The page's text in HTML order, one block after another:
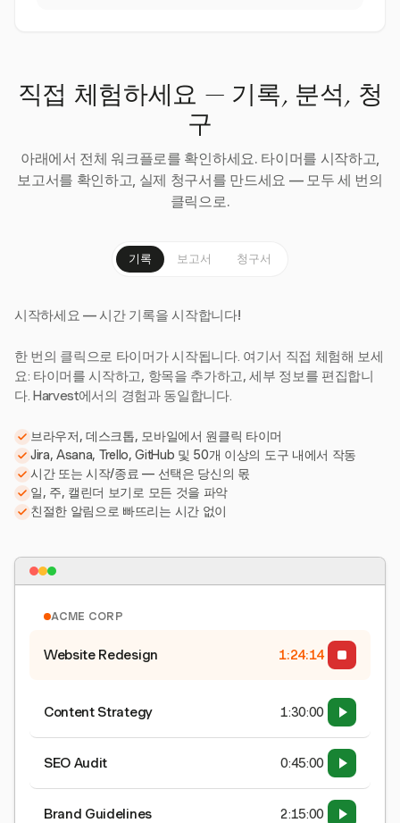
직접 체험하세요 — 기록, 분석, 청
구
아래에서 전체 워크플로를 확인하세요. 타이머를 시작하고,
보고서를 확인하고, 실제 청구서를 만드세요 — 모두 세 번의
클릭으로.
기록 보고서 청구서
시작하세요 — 시간 기록을 시작합니다!
한 번의 클릭으로 타이머가 시작됩니다. 여기서 직접 체험해 보세
요: 타이머를 시작하고, 항목을 추가하고, 세부 정보를 편집합니
다. Harvest에서의 경험과 동일합니다.
브라우저, 데스크톱, 모바일에서 원클릭 타이머
Jira, Asana, Trello, GitHub 및 50개 이상의 도구 내에서 작동
시간 또는 시작/종료 — 선택은 당신의 몫
일, 주, 캘린더 보기로 모든 것을 파악
친절한 알림으로 빠뜨리는 시간 없이
ACME CORP
Website Redesign 1:24:15
Content Strategy 1:30:00
SEO Audit 0:45:00
Brand Guidelines 2:15:00